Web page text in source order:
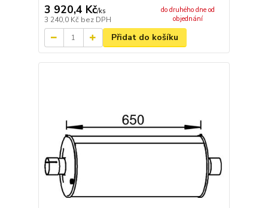
3 920,4 Kč/ks
3 240,0 Kč bez DPH
do druhého dne od
objednání
Přidat do košíku